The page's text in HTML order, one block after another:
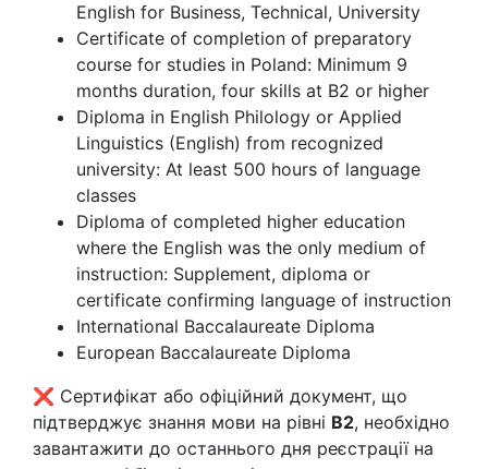
English for Business, Technical, University
Certificate of completion of preparatory
course for studies in Poland: Minimum 9
months duration, four skills at B2 or higher
Diploma in English Philology or Applied
Linguistics (English) from recognized
university: At least 500 hours of language
classes
Diploma of completed higher education
where the English was the only medium of
instruction: Supplement, diploma or
certificate confirming language of instruction
International Baccalaureate Diploma
European Baccalaureate Diploma
❌ Сертифікат або офіційний документ, що
підтверджує знання мови на рівні B2, необхідно
завантажити до останнього дня реєстрації на